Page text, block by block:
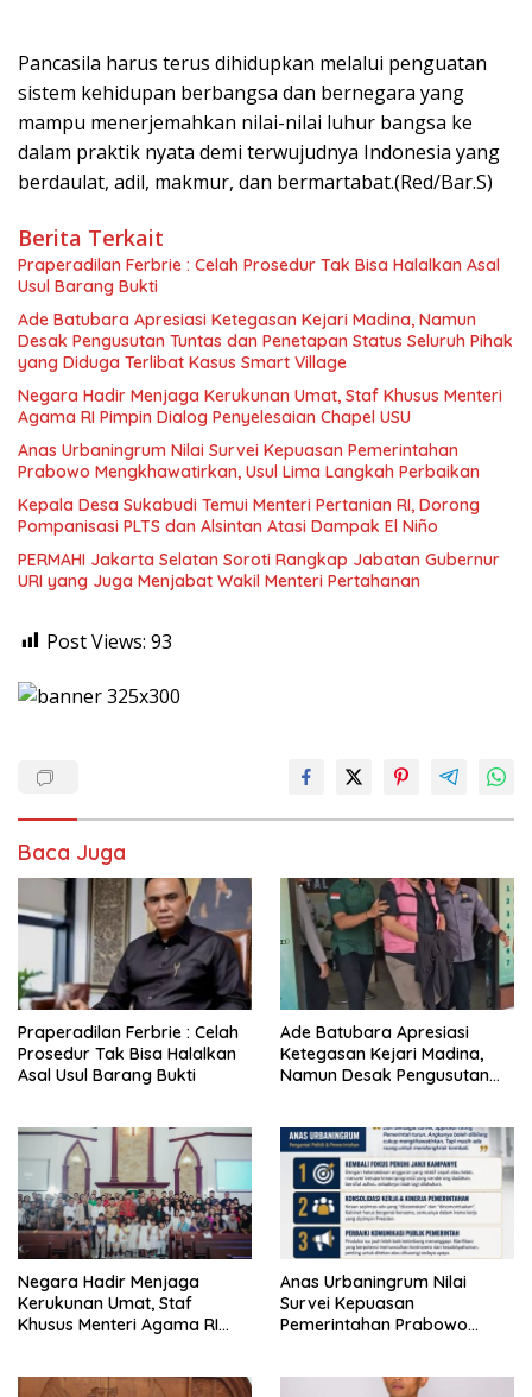
Pancasila harus terus dihidupkan melalui penguatan
sistem kehidupan berbangsa dan bernegara yang
mampu menerjemahkan nilai-nilai luhur bangsa ke
dalam praktik nyata demi terwujudnya Indonesia yang
berdaulat, adil, makmur, dan bermartabat.(Red/Bar.S)
Berita Terkait
Praperadilan Ferbrie : Celah Prosedur Tak Bisa Halalkan Asal
Usul Barang Bukti
Ade Batubara Apresiasi Ketegasan Kejari Madina, Namun
Desak Pengusutan Tuntas dan Penetapan Status Seluruh Pihak
yang Diduga Terlibat Kasus Smart Village
Negara Hadir Menjaga Kerukunan Umat, Staf Khusus Menteri
Agama RI Pimpin Dialog Penyelesaian Chapel USU
Anas Urbaningrum Nilai Survei Kepuasan Pemerintahan
Prabowo Mengkhawatirkan, Usul Lima Langkah Perbaikan
Kepala Desa Sukabudi Temui Menteri Pertanian RI, Dorong
Pompanisasi PLTS dan Alsintan Atasi Dampak El Niño
PERMAHI Jakarta Selatan Soroti Rangkap Jabatan Gubernur
URI yang Juga Menjabat Wakil Menteri Pertahanan
Post Views: 93
Baca Juga
Praperadilan Ferbrie : Celah
Prosedur Tak Bisa Halalkan
Asal Usul Barang Bukti
Ade Batubara Apresiasi
Ketegasan Kejari Madina,
Namun Desak Pengusutan
Terlibat Kasus Smart Village
Negara Hadir Menjaga
Kerukunan Umat, Staf
Khusus Menteri Agama RI
Anas Urbaningrum Nilai
Survei Kepuasan
Pemerintahan Prabowo